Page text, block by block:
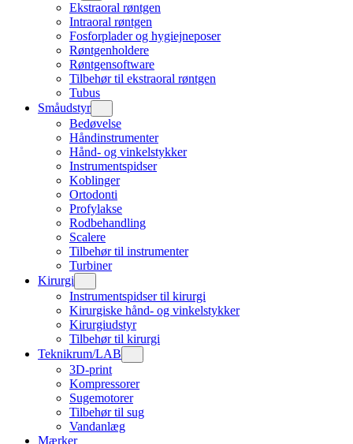
Ekstraoral røntgen
Intraoral røntgen
Fosforplader og hygiejneposer
Røntgenholdere
Røntgensoftware
Tilbehør til ekstraoral røntgen
Tubus
Småudstyr
Bedøvelse
Håndinstrumenter
Hånd- og vinkelstykker
Instrumentspidser
Koblinger
Ortodonti
Profylakse
Rodbehandling
Scalere
Tilbehør til instrumenter
Turbiner
Kirurgi
Instrumentspidser til kirurgi
Kirurgiske hånd- og vinkelstykker
Kirurgiudstyr
Tilbehør til kirurgi
Teknikrum/LAB
3D-print
Kompressorer
Sugemotorer
Tilbehør til sug
Vandanlæg
Mærker